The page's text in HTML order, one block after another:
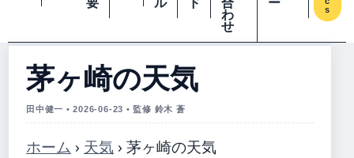
要
ル
ド
合
わ
せ
ー
s
茅ヶ崎の天気
田中健一 • 2026-06-23 • 監修 鈴木 蒼
ホーム › 天気 › 茅ヶ崎の天気